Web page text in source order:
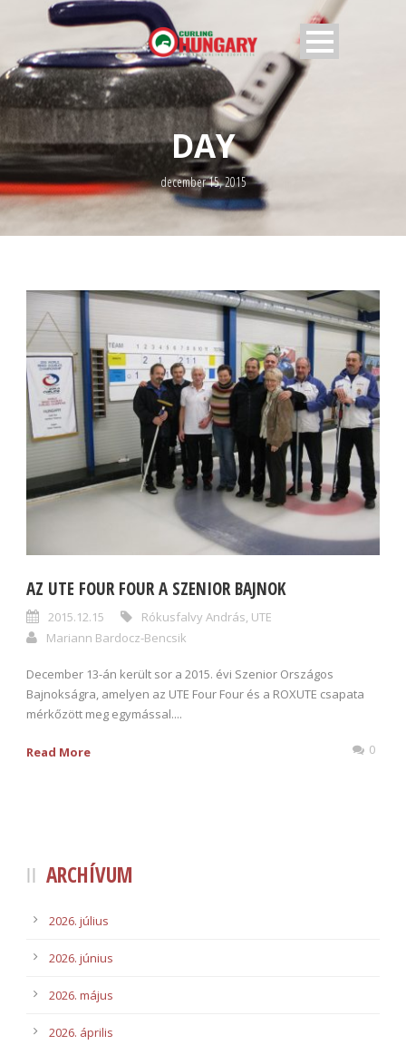
DAY
december 15, 2015
AZ UTE FOUR FOUR A SZENIOR BAJNOK
2015.12.15 Rókusfalvy András, UTE
Mariann Bardocz-Bencsik
December 13-án került sor a 2015. évi Szenior Országos
Bajnokságra, amelyen az UTE Four Four és a ROXUTE csapata
mérkőzött meg egymással....
Read More 0
ARCHÍVUM
2026. július
2026. június
2026. május
2026. április